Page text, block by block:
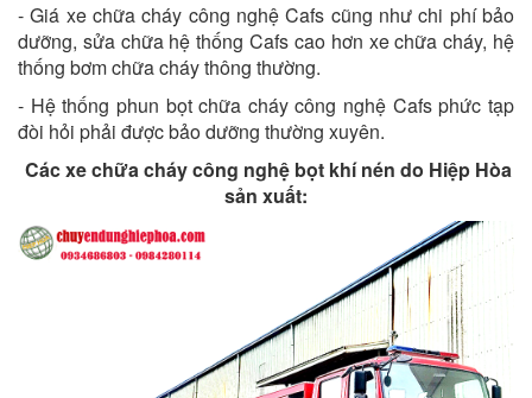
- Giá xe chữa cháy công nghệ Cafs cũng như chi phí bảo
dưỡng, sửa chữa hệ thống Cafs cao hơn xe chữa cháy, hệ
thống bơm chữa cháy thông thường.
- Hệ thống phun bọt chữa cháy công nghệ Cafs phức tạp
đòi hỏi phải được bảo dưỡng thường xuyên.
Các xe chữa cháy công nghệ bọt khí nén do Hiệp Hòa
sản xuất: